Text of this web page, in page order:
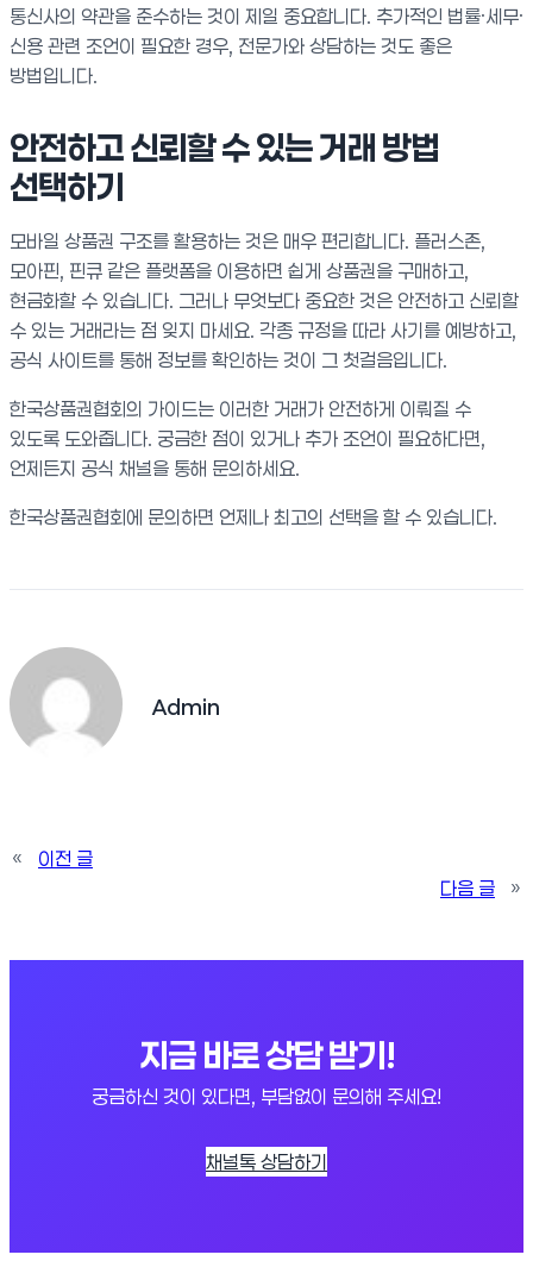
통신사의 약관을 준수하는 것이 제일 중요합니다. 추가적인 법률·세무·
신용 관련 조언이 필요한 경우, 전문가와 상담하는 것도 좋은
방법입니다.
안전하고 신뢰할 수 있는 거래 방법
선택하기
모바일 상품권 구조를 활용하는 것은 매우 편리합니다. 플러스존,
모아핀, 핀큐 같은 플랫폼을 이용하면 쉽게 상품권을 구매하고,
현금화할 수 있습니다. 그러나 무엇보다 중요한 것은 안전하고 신뢰할
수 있는 거래라는 점 잊지 마세요. 각종 규정을 따라 사기를 예방하고,
공식 사이트를 통해 정보를 확인하는 것이 그 첫걸음입니다.
한국상품권협회의 가이드는 이러한 거래가 안전하게 이뤄질 수
있도록 도와줍니다. 궁금한 점이 있거나 추가 조언이 필요하다면,
언제든지 공식 채널을 통해 문의하세요.
한국상품권협회에 문의하면 언제나 최고의 선택을 할 수 있습니다.
Admin
«
이전 글
다음 글
»
지금 바로 상담 받기!
궁금하신 것이 있다면, 부담없이 문의해 주세요!
채널톡 상담하기